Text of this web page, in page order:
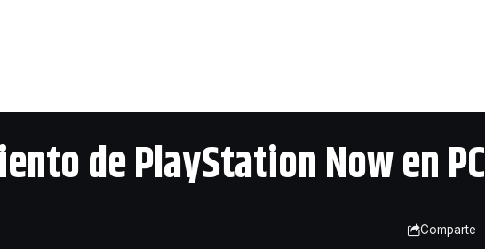
de PlayStation Now en PC
Comparte